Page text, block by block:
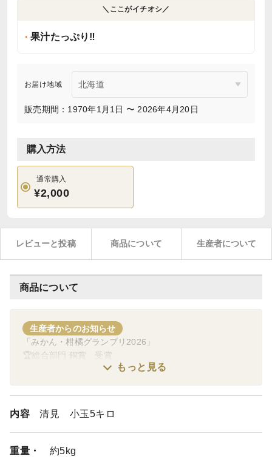
＼ここがイチオシ／
果汁たっぷり‼️
お届け地域
販売期間：1970年1月1日 〜 2026年4月20日
購入方法
通常購入
¥2,000
レビューと投稿 商品について 生産者について
商品について
生産者からのお知らせ
「みかん・柑橘グランプリ2026」
🏆総合部門 銅賞 受賞
もっと見る
内容 清見 小玉5キロ
重量・
約5kg